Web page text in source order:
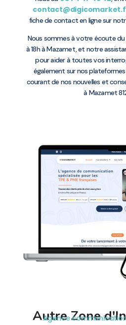
fiche de contact en ligne sur
Nous sommes à votre écoute
à 18h à Mazamet, et notre
pour aider à toutes vos
également sur nos
courant de nos nouvelles et
à Mazamet
Autre Zone
Agence